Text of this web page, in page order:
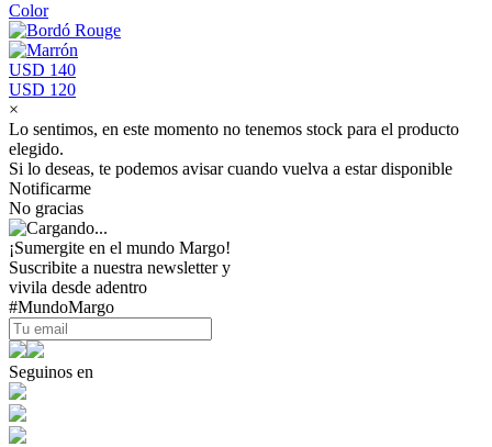
Color
USD 140
USD 120
×
Lo sentimos, en este momento no tenemos stock para el producto
elegido.
Si lo deseas, te podemos avisar cuando vuelva a estar disponible
Notificarme
No gracias
¡Sumergite en el mundo Margo!
Suscribite a nuestra newsletter y
vivila desde adentro
#MundoMargo
Seguinos en